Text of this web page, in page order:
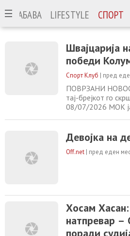
ЗАБАВА LIFESTYLE СПОРТ
Швајцарија
победи
Спорт Клуб | пред
ПОВРЗАНИ
тај-брејкот го
08/07/2026 МОК ја
08/07/2026
ЛШ 07/07/2026
наместен
Девојка на
Off.net | пред еден
Хосам
натпревар –
поради